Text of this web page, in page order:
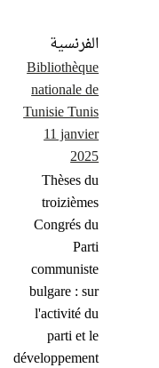
الفرنسية
Bibliothèque
nationale de
Tunisie Tunis
11 janvier
2025
Thèses du
troizièmes
Congrés du
Parti
communiste
bulgare : sur
l'activité du
parti et le
développement